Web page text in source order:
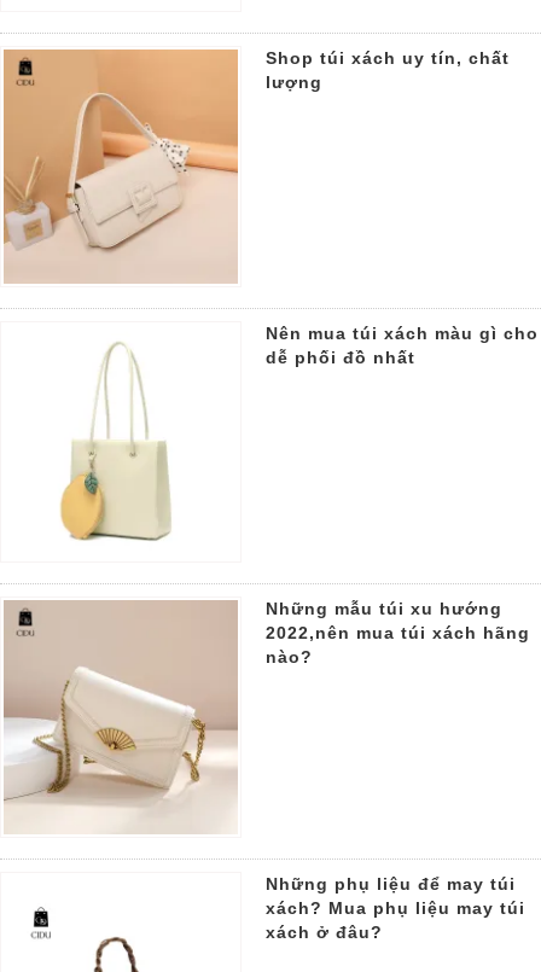
Shop túi xách uy tín, chất
lượng
Nên mua túi xách màu gì cho
dễ phối đồ nhất
Những mẫu túi xu hướng
2022,nên mua túi xách hãng
nào?
Những phụ liệu để may túi
xách? Mua phụ liệu may túi
xách ở đâu?